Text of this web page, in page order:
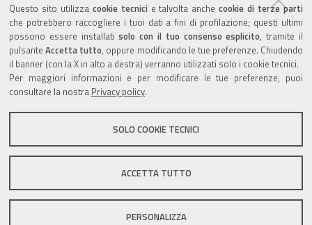
Questo sito utilizza cookie tecnici e talvolta anchecookie di terze parti
che potrebbero raccogliere i tuoi dati a fini di profilazione; questi ultimi
possono essere installatisolo con il tuo consenso esplicito, tramite il
pulsanteAccetta tutto, oppure modificando le tue preferenze. Chiudendo
il banner (con la X in alto a destra) verranno utilizzati solo i cookie tecnici.
Per maggiori informazioni e per modificare le tue preferenze, puoi
consultare la nostra Privacy policy.
SOLO COOKIE TECNICI
ACCETTA TUTTO
PERSONALIZZA
Cerca telefoni o indirizzi
URP
www.regione.emilia-romagna.it/urp
C.F. 800.625.903.79